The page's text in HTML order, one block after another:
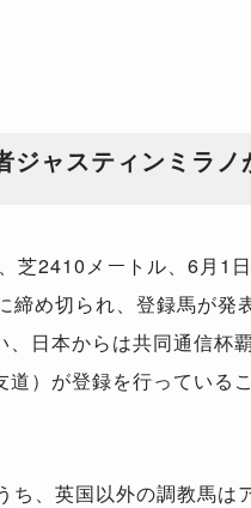
ジャスティンミラ
芝2410メートル、6月1日
締め切られ、登録馬が発
、日本からは共同通信杯
道）が登録を行っている
、英国以外の調教馬は